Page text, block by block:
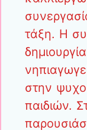
τάξη. Η
στην
παιδιών.